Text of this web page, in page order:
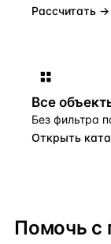
Рассчитать →
Все
Без фильтра
Открыть
Помочь с